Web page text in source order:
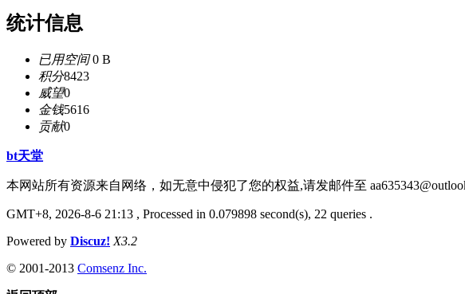
统计信息
已用空间0 B
积分8423
威望0
金钱5616
贡献0
bt天堂
本网站所有资源来自网络，如无意中侵犯了您的权益,请发邮件至
GMT+8, 2026-8-6 21:13 , Processed in 0.079898 second(s), 22 queries .
Powered by Discuz! X3.2
© 2001-2013 Comsenz Inc.